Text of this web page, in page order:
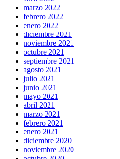
marzo 2022
febrero 2022
enero 2022
diciembre 2021
noviembre 2021
octubre 2021
septiembre 2021
agosto 2021
julio 2021
junio 2021
mayo 2021
abril 2021
marzo 2021
febrero 2021
enero 2021
diciembre 2020
noviembre 2020